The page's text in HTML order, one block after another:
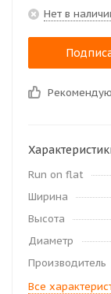
Нет в
Run on flat
Ширина
Высота
Диаметр
Производитель
Все